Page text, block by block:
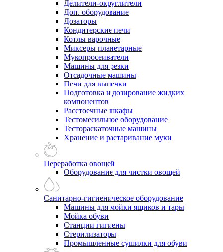
Делители-округлители
Доп. оборудование
Дозаторы
Кондитерские печи
Котлы варочные
Миксеры планетарные
Мукопросеиватели
Машины для резки
Отсадочные машины
Печи для выпечки
Подготовка и дозирование жидких
компонентов
Расстоечные шкафы
Тестомесильное оборудование
Тестораскаточные машины
Хранение и растаривание муки
Переработка овощей
Оборудование для чистки овощей
Санитарно-гигиеническое оборудование
Машины для мойки ящиков и тары
Мойка обуви
Станции гигиены
Стерилизаторы
Промышленные сушилки для обуви